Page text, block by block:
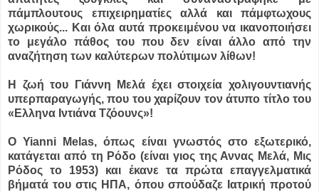
πάμπλουτους επιχειρηματίες αλλά και πάμφτωχους
χωρικούς... Και όλα αυτά προκειμένου να ικανοποιήσει
το μεγάλο πάθος του που δεν είναι άλλο από την
αναζήτηση των καλύτερων πολύτιμων λίθων!
Η ζωή του Γιάννη Μελά έχει στοιχεία χολιγουντιανής
υπερπαραγωγής, που του χαρίζουν τον άτυπο τίτλο του
«Ελληνα Ιντιάνα Τζόουνς»!
Ο Yianni Melas, όπως είναι γνωστός στο εξωτερικό,
κατάγεται από τη Ρόδο (είναι γιος της Αννας Μελά, Μις
Ρόδος το 1953) και έκανε τα πρώτα επαγγελματικά
βήματά του στις ΗΠΑ, όπου σπούδαζε Ιατρική προτού